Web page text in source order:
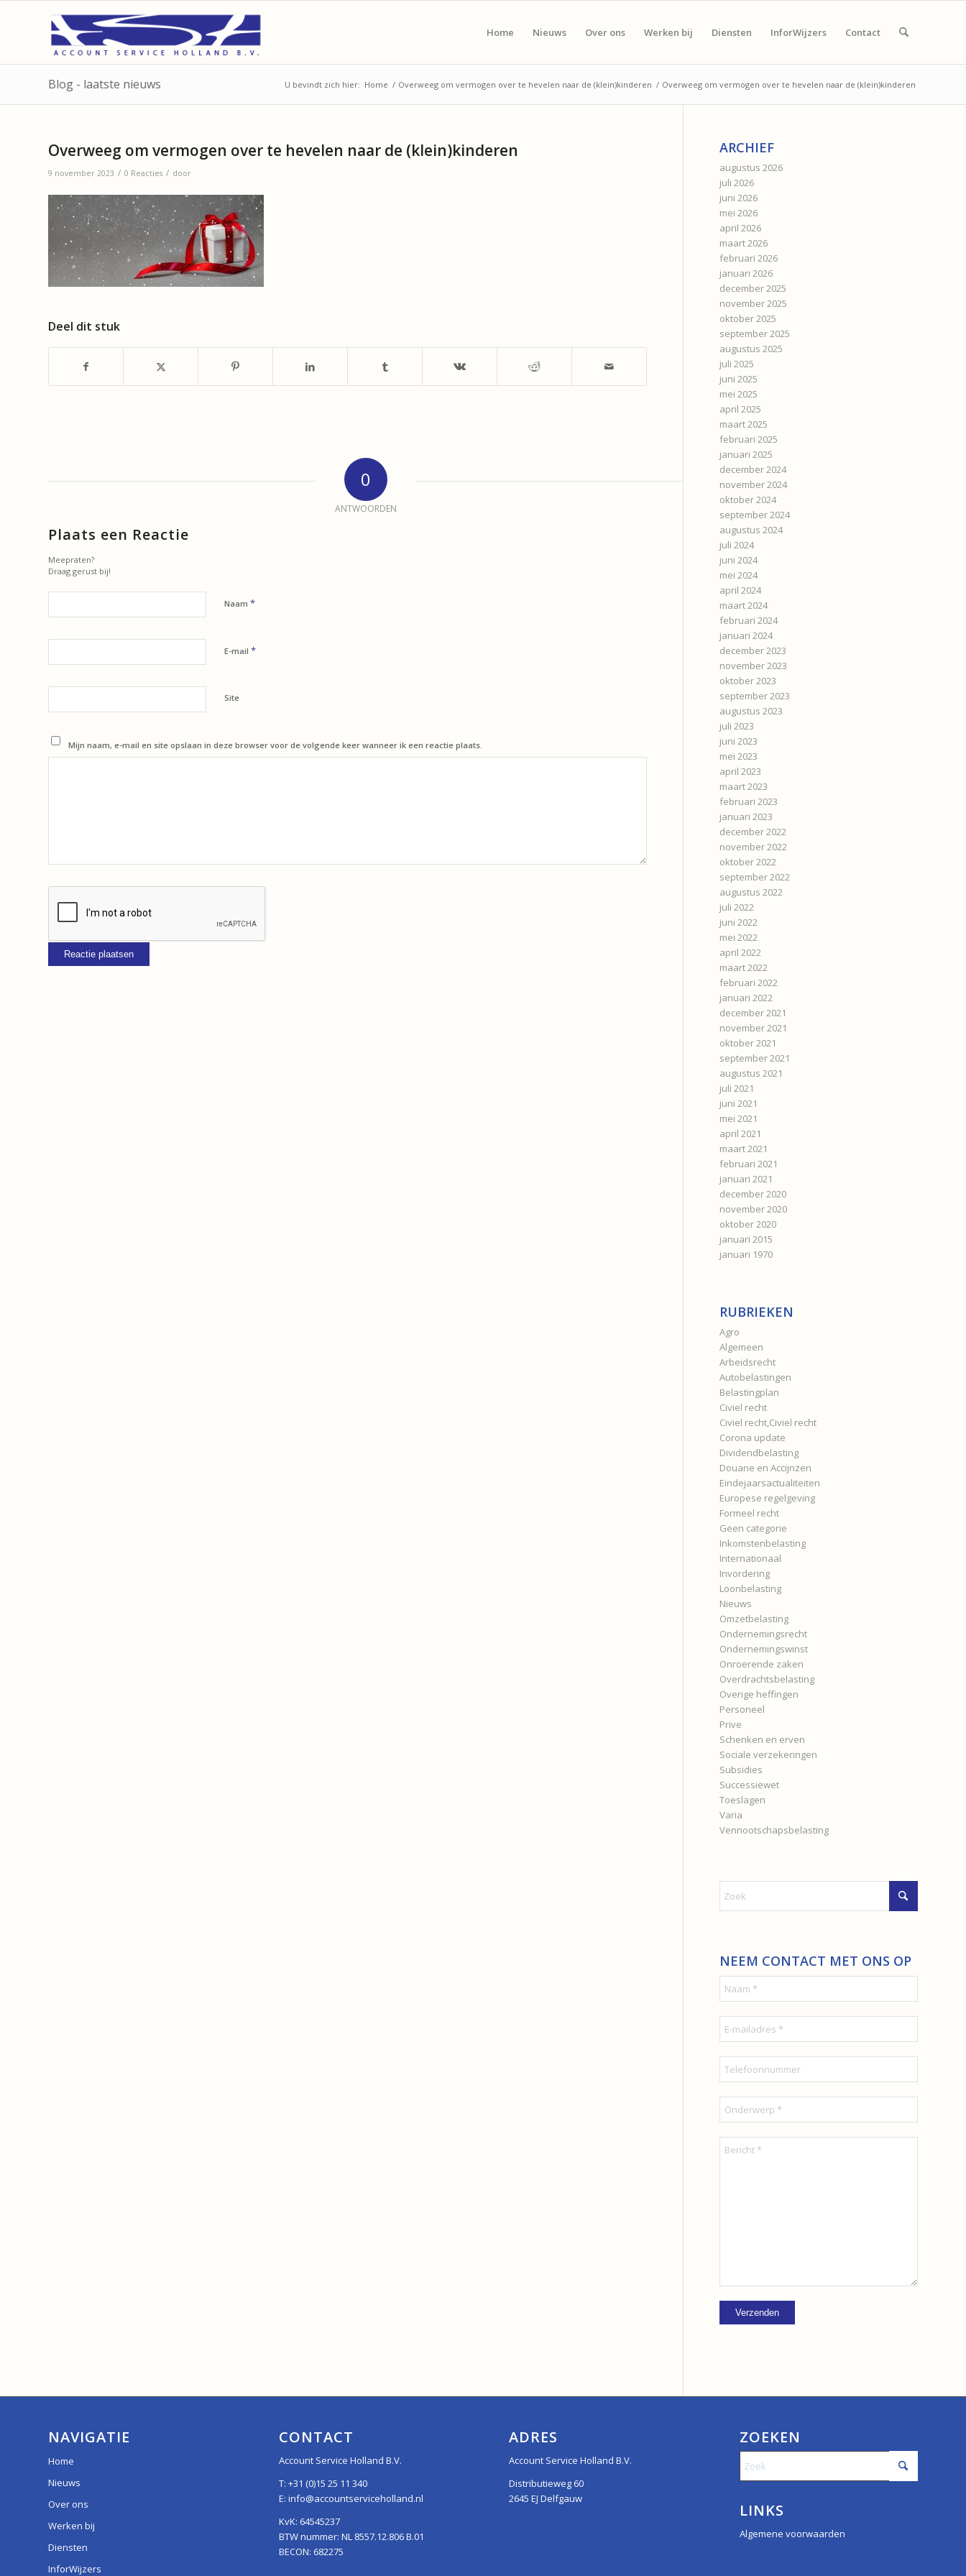
Home Nieuws Over ons Werken bij Diensten InforWijzers Contact
Blog - laatste nieuws U bevindt zich hier: Home / Overweeg om vermogen over te hevelen naar de (klein)kinderen / Overweeg om vermogen over te hevelen naar de (klein)kinderen
Overweeg om vermogen over te hevelen naar de (klein)kinderen
9 november 2023 / 0 Reacties / door
Deel dit stuk
0
ANTWOORDEN
Plaats een Reactie
Meepraten?
Draag gerust bij!
Naam *
E-mail *
Site
Mijn naam, e-mail en site opslaan in deze browser voor de volgende keer wanneer ik een reactie plaats.
ARCHIEF
augustus 2026
juli 2026
juni 2026
mei 2026
april 2026
maart 2026
februari 2026
januari 2026
december 2025
november 2025
oktober 2025
september 2025
augustus 2025
juli 2025
juni 2025
mei 2025
april 2025
maart 2025
februari 2025
januari 2025
december 2024
november 2024
oktober 2024
september 2024
augustus 2024
juli 2024
juni 2024
mei 2024
april 2024
maart 2024
februari 2024
januari 2024
december 2023
november 2023
oktober 2023
september 2023
augustus 2023
juli 2023
juni 2023
mei 2023
april 2023
maart 2023
februari 2023
januari 2023
december 2022
november 2022
oktober 2022
september 2022
augustus 2022
juli 2022
juni 2022
mei 2022
april 2022
maart 2022
februari 2022
januari 2022
december 2021
november 2021
oktober 2021
september 2021
augustus 2021
juli 2021
juni 2021
mei 2021
april 2021
maart 2021
februari 2021
januari 2021
december 2020
november 2020
oktober 2020
januari 2015
januari 1970
RUBRIEKEN
Agro
Algemeen
Arbeidsrecht
Autobelastingen
Belastingplan
Civiel recht
Civiel recht,Civiel recht
Corona update
Dividendbelasting
Douane en Accijnzen
Eindejaarsactualiteiten
Europese regelgeving
Formeel recht
Geen categorie
Inkomstenbelasting
Internationaal
Invordering
Loonbelasting
Nieuws
Omzetbelasting
Ondernemingsrecht
Ondernemingswinst
Onroerende zaken
Overdrachtsbelasting
Overige heffingen
Personeel
Prive
Schenken en erven
Sociale verzekeringen
Subsidies
Successiewet
Toeslagen
Varia
Vennootschapsbelasting
NEEM CONTACT MET ONS OP
NAVIGATIE
Home
Nieuws
Over ons
Werken bij
Diensten
InforWijzers
CONTACT
Account Service Holland B.V.
T: +31 (0)15 25 11 340
E: info@accountserviceholland.nl
KvK: 64545237
BTW nummer: NL 8557.12.806 B.01
BECON: 682275
ADRES
Account Service Holland B.V.
Distributieweg 60
2645 EJ Delfgauw
ZOEKEN
LINKS
Algemene voorwaarden